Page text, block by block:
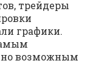
трейдеры
графики.
возможным